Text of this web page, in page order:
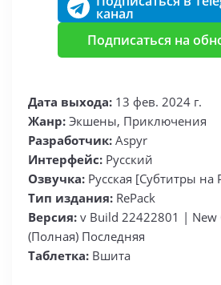
канал
Подписаться на
Дата выхода: 13 фев. 2024 г.
Жанр: Экшены, Приключения
Разработчик: Aspyr
Интерфейс: Русский
Озвучка: Русская [Субтитры на
Тип издания: RePack
Версия: v Build 22422801 | New
(Полная) Последняя
Таблетка: Вшита